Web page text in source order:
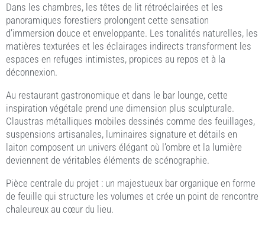
Dans les chambres, les têtes de lit rétroéclairées et les
panoramiques forestiers prolongent cette sensation
d’immersion douce et enveloppante. Les tonalités naturelles, les
matières texturées et les éclairages indirects transforment les
espaces en refuges intimistes, propices au repos et à la
déconnexion.
Au restaurant gastronomique et dans le bar lounge, cette
inspiration végétale prend une dimension plus sculpturale.
Claustras métalliques mobiles dessinés comme des feuillages,
suspensions artisanales, luminaires signature et détails en
laiton composent un univers élégant où l’ombre et la lumière
deviennent de véritables éléments de scénographie.
Pièce centrale du projet : un majestueux bar organique en forme
de feuille qui structure les volumes et crée un point de rencontre
chaleureux au cœur du lieu.